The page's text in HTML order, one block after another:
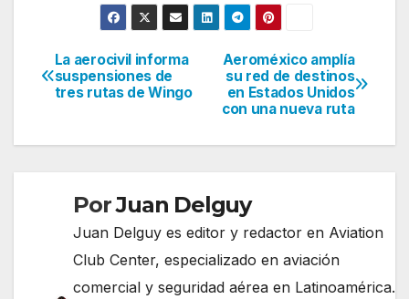
Navegación
de
entradas
Aeroméxico amplía
su red de destinos
en Estados Unidos
con una nueva ruta
La aerocivil informa
suspensiones de
tres rutas de Wingo
PorJuan Delguy
Juan Delguy es editor y redactor en Aviation
Club Center, especializado en aviación
comercial y seguridad aérea en Latinoamérica.